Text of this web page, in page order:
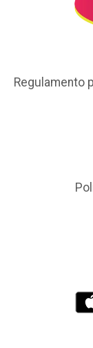
Regulamento